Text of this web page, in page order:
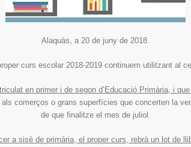
Alaquàs, a 20 de juny de 2018.
curs escolar 2018-2019 continuem utilitzant al
en primer i de segon d’Educació Primària, i
comerços o grans superfícies que concerten la
de que finalitze el mes de juliol.
a sisè de primària, el proper curs, rebrà un lot de